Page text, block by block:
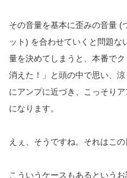
その音量を基本に歪みの音量 (
ット) を合わせていくと問題な
量を決めてしまうと、本番で
消えた！」と頭の中で思い、
にアンプに近づき、こっそり
になります。
えぇ、そうですね。それはこの
こういうケースもあるというお